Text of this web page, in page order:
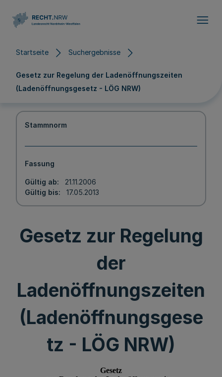
Startseite Suchergebnisse
Gesetz zur Regelung der Ladenöffnungszeiten
(Ladenöffnungsgesetz - LÖG NRW)
Stammnorm
Fassung
Gültig ab
21.11.2006
Gültig bis
17.05.2013
Gesetz zur Regelung
der
Ladenöffnungszeiten
(Ladenöffnungsgese
tz - LÖG NRW)